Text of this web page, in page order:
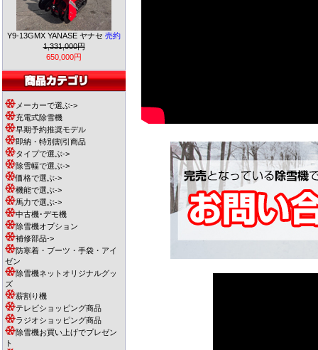
Y9-13GMX YANASE ヤナセ 売約
1,331,000円
650,000円
メーカーで選ぶ->
充電式除雪機
早期予約推奨モデル
即納・特別割引商品
タイプで選ぶ->
除雪幅で選ぶ->
価格で選ぶ->
機能で選ぶ->
馬力で選ぶ->
中古機･デモ機
除雪機オプション
補修部品->
防寒着・ブーツ・手袋・アイ
ゼン
除雪機ネットオリジナルグッ
ズ
薪割り機
テレビショッピング商品
ラジオショッピング商品
除雪機お買い上げでプレゼン
ト